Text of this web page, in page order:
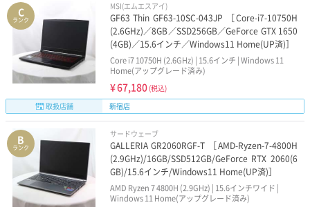
C
ランク
MSI(エムエスアイ)
GF63 Thin GF63-10SC-043JP ［Core-i7-10750H
(2.6GHz)／8GB／SSD256GB／GeForce GTX 1650
(4GB)／15.6インチ／Windows11 Home(UP済)］
Core i7 10750H (2.6GHz) | 15.6インチ | Windows 11
Home(アップグレード済み)
¥67,180 (税込)
取扱店舗
新宿店
B
ランク
サードウェーブ
GALLERIA GR2060RGF-T ［AMD-Ryzen-7-4800H
(2.9GHz)/16GB/SSD512GB/GeForce RTX 2060(6
GB)/15.6インチ/Windows11 Home(UP済)］
AMD Ryzen 7 4800H (2.9GHz) | 15.6インチワイド |
Windows 11 Home(アップグレード済み)